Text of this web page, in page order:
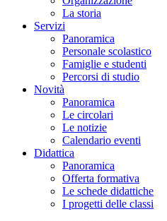
La storia
Servizi
Panoramica
Personale scolastico
Famiglie e studenti
Percorsi di studio
Novità
Panoramica
Le circolari
Le notizie
Calendario eventi
Didattica
Panoramica
Offerta formativa
Le schede didattiche
I progetti delle classi